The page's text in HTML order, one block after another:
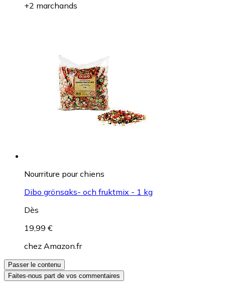
+2 marchands
Nourriture pour chiens
Dibo grönsaks- och fruktmix - 1 kg
Dès
19,99 €
chez Amazon.fr
Passer le contenu
Faites-nous part de vos commentaires